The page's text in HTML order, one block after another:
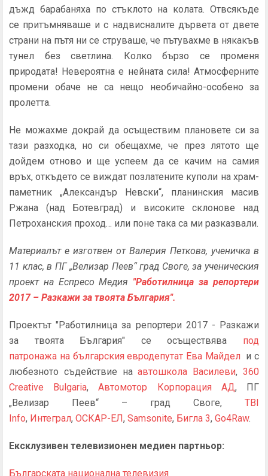
дъжд барабаняха по стъклото на колата. Отвсякъде
се притъмняваше и с надвисналите дървета от двете
страни на пътя ни се струваше, че пътувахме в някакъв
тунел без светлина. Колко бързо се променя
природата! Невероятна е нейната сила! Атмосферните
промени обаче не са нещо необичайно-особено за
пролетта.
Не можахме докрай да осъществим плановете си за
тази разходка, но си обещахме, че през лятото ще
дойдем отново и ще успеем да се качим на самия
връх, откъдето се виждат позлатените куполи на храм-
паметник „Александър Невски“, планинския масив
Ржана (над Ботевград) и високите склонове над
Петроханския проход… или поне така са ми разказвали.
Материалът е изготвен от Валерия Петкова, ученичка в
11 клас, в ПГ „Велизар Пеев“ град Своге, за ученическия
проект на Еспресо Медия "Работилница за репортери
2017 – Разкажи за твоята България".
Проектът "Работилница за репортери 2017 - Разкажи
за твоята България" се осъществява под
патронажа на българския евродепутат Ева Майдел и с
любезното съдействие наавтошкола Василеви,360
Creative Bulgaria,Автомотор Корпорация АД, ПГ
„Велизар Пеев“ – град Своге, TBI
Info, Интеграл, ОСКАР-ЕЛ, Samsonite, Бигла 3, Go4Raw.
Ексклузивен телевизионен медиен партньор:
Българската национална телевизия